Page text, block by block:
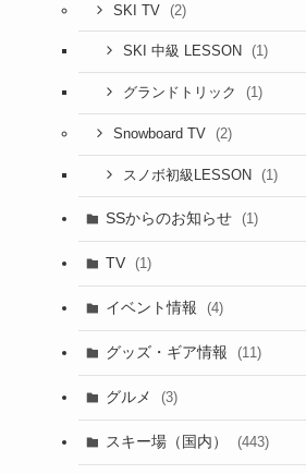
SKI TV (2)
SKI 中級 LESSON (1)
グランドトリック (1)
Snowboard TV (2)
スノボ初級LESSON (1)
SSからのお知らせ (1)
TV (1)
イベント情報 (4)
グッズ・ギア情報 (11)
グルメ (3)
スキー場（国内） (443)